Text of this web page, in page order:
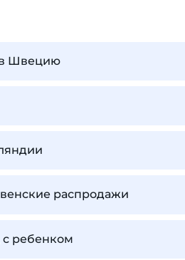
в Швецию
распродажи
ребенком